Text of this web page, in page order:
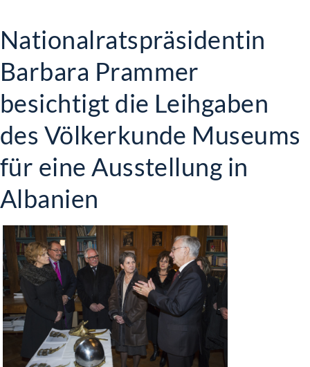
Nationalratspräsidentin
Barbara Prammer
besichtigt die Leihgaben
des Völkerkunde Museums
für eine Ausstellung in
Albanien